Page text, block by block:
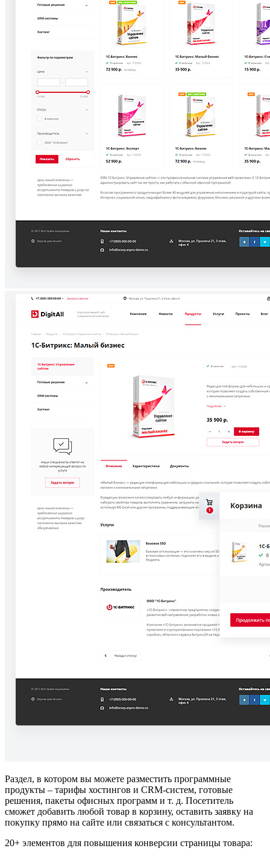
Раздел, в котором вы можете разместить программные
продукты – тарифы хостингов и CRM-систем, готовые
решения, пакеты офисных программ и т. д. Посетитель
сможет добавить любой товар в корзину, оставить заявку на
покупку прямо на сайте или связаться с консультантом.
20+ элементов для повышения конверсии страницы товара: